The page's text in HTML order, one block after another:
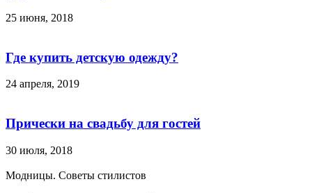
25 июня, 2018
Где купить детскую одежду?
24 апреля, 2019
Прически на свадьбу для гостей
30 июля, 2018
Модницы. Советы стилистов